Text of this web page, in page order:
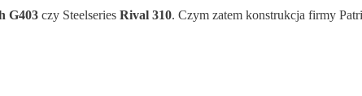
G403 czy Steelseries Rival 310. Czym zatem konstrukcja firmy